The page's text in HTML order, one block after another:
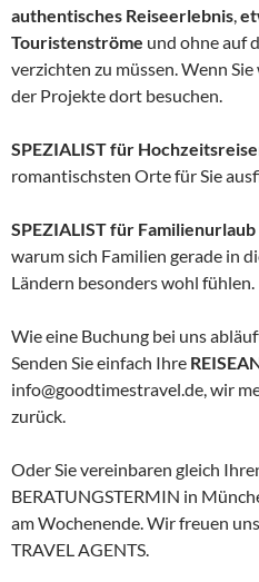
authentisches Reiseerlebnis,
Touristenströme und ohne auf
verzichten zu müssen. Wenn
der Projekte dort besuchen.
SPEZIALIST für
romantischsten Orte für Sie
SPEZIALIST für Familienurlaub
warum sich Familien gerade in
Ländern besonders wohl fühlen.
Wie eine Buchung bei uns
Senden Sie einfach Ihre
info@goodtimestravel.de, wir
zurück.
Oder Sie vereinbaren gleich
BERATUNGSTERMIN in
am Wochenende. Wir freuen
TRAVEL AGENTS.